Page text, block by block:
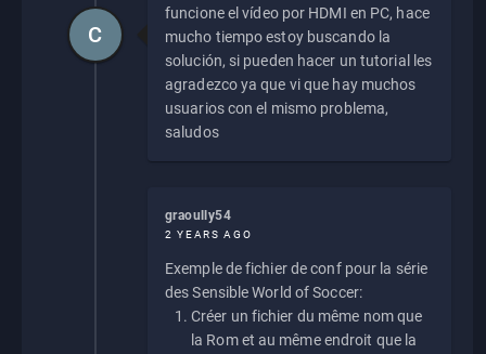
funcione el vídeo por HDMI en PC, hace
mucho tiempo estoy buscando la
solución, si pueden hacer un tutorial les
agradezco ya que vi que hay muchos
usuarios con el mismo problema,
saludos
C
graoully54
2 YEARS AGO
Exemple de fichier de conf pour la série
des Sensible World of Soccer:
Créer un fichier du même nom que
la Rom et au même endroit que la